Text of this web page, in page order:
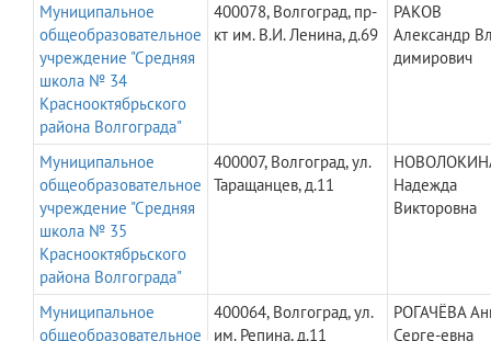
Муниципальное
общеобразовательное
учреждение "Средняя
школа № 34
Краснооктябрьского
района Волгограда"
400078, Волгоград, пр-
кт им. В.И. Ленина, д.69
РАКОВ
Александр
димирович
Муниципальное
общеобразовательное
учреждение "Средняя
школа № 35
Краснооктябрьского
района Волгограда"
400007, Волгоград, ул.
Таращанцев, д.11
Надежда
Викторовна
Муниципальное
общеобразовательное
400064, Волгоград, ул.
им. Репина, д.11
РОГАЧЁВА
Серге-евна